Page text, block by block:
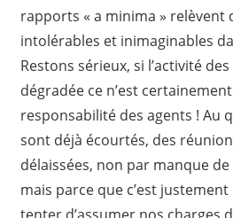
rapports « a minima » relèvent
intolérables et inimaginables
Restons sérieux, si l’activité
dégradée ce n’est
responsabilité des agents ! Au
sont déjà écourtés, des
délaissées, non par manque
mais parce que c’est